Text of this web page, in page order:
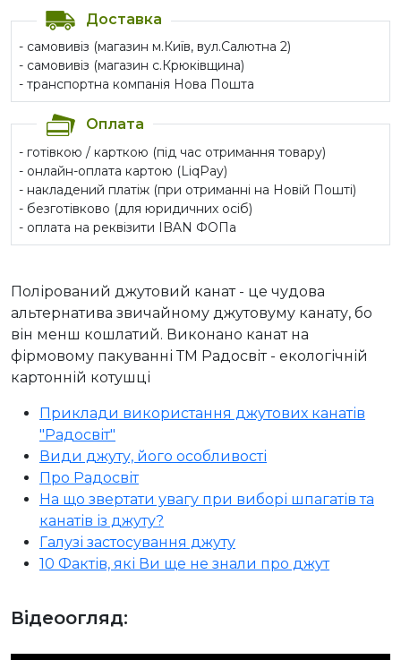
Доставка
- самовивіз (магазин м.Київ, вул.Салютна 2)
- самовивіз (магазин с.Крюківщина)
- транспортна компанія Нова Пошта
Оплата
- готівкою / карткою (під час отримання товару)
- онлайн-оплата картою (LiqPay)
- накладений платіж (при отриманні на Новій Пошті)
- безготівково (для юридичних осіб)
- оплата на реквізити IBAN ФОПа
Полірований джутовий канат - це чудова
альтернатива звичайному джутовуму канату, бо
він менш кошлатий. Виконано канат на
фірмовому пакуванні ТМ Радосвіт - екологічній
картонній котушці
Приклади використання джутових канатів
"Радосвіт"
Види джуту, його особливості
Про Радосвіт
На що звертати увагу при виборі шпагатів та
канатів із джуту?
Галузі застосування джуту
10 Фактів, які Ви ще не знали про джут
Відеоогляд: